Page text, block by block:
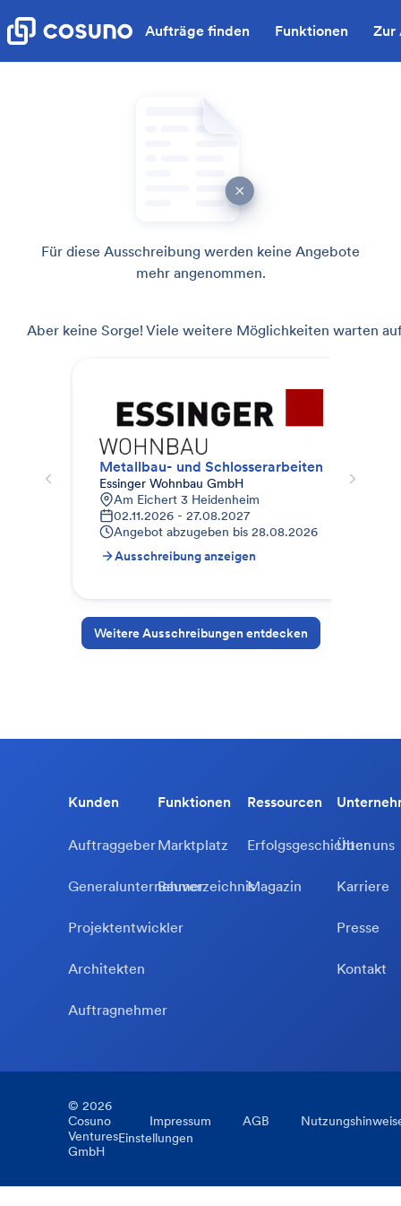
Aufträge finden Funktionen Zur
Für diese Ausschreibung werden keine Angebote
mehr angenommen.
Aber keine Sorge! Viele weitere Möglichkeiten warten
Metallbau- und Schlosserarbeiten
Essinger Wohnbau GmbH
Am Eichert 3 Heidenheim
02.11.2026 - 27.08.2027
Angebot abzugeben bis 28.08.2026
Ausschreibung anzeigen
Weitere Ausschreibungen entdecken
Kunden
Auftraggeber
Generalunternehmer
Projektentwickler
Architekten
Auftragnehmer
Funktionen
Marktplatz
Bauverzeichnis
Ressourcen
Erfolgsgeschichten
Magazin
Über uns
Karriere
Presse
Kontakt
© 2026
Cosuno
Ventures
GmbH
Impressum AGB
Einstellungen